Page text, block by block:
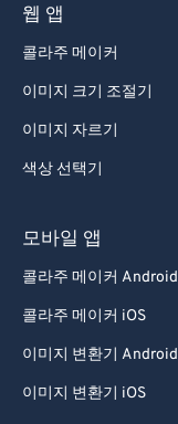
웹 앱
콜라주 메이커
이미지 크기 조절기
이미지 자르기
색상 선택기
모바일 앱
콜라주 메이커 Android
콜라주 메이커 iOS
이미지 변환기 Android
이미지 변환기 iOS